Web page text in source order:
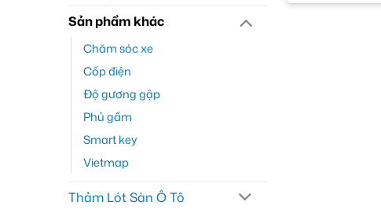
Sản phẩm khác
Chăm sóc xe
Cốp điện
Độ gương gập
Phủ gầm
Smart key
Vietmap
Thảm Lót Sàn Ô Tô